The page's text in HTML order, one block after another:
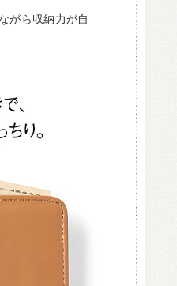
がら収納力が自